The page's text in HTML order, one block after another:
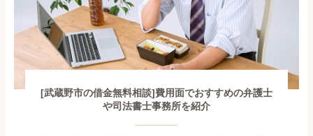
[武蔵野市の借金無料相談]費用面でおすすめの弁護士
や司法書士事務所を紹介